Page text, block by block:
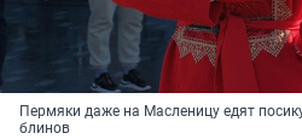
Пермяки даже на Масленицу едят
блинов